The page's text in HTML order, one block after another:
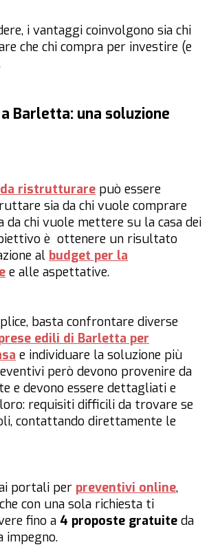
i vantaggi coinvolgono sia chi
che chi compra per investire (e
Barletta: una soluzione
da ristrutturare può essere
sia da chi vuole comprare
da chi vuole mettere su la casa dei
è ottenere un risultato
al budget per la
e alle aspettative.
basta confrontare diverse
edili di Barletta per
e individuare la soluzione più
però devono provenire da
e devono essere dettagliati e
requisiti difficili da trovare se
contattando direttamente le
portali per preventivi online,
che con una sola richiesta ti
fino a 4 proposte gratuite da
impegno.